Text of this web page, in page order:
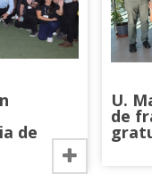
vinculación
de la
investigación
las alianzas y redes
de docencia e
académica y
de
U.
de